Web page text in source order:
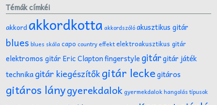
Témák címkéi
akkordakkordkotta akkordszólóakusztikus gitár
blues blues skálacapo country effektelektroakusztikus gitár
elektromos gitár Eric Claptonfingerstyle gitárgitár játék
technikagitár kiegészítőkgitár leckegitáros
gitáros lánygyerekdalokgyermekdalokhangolás típusok